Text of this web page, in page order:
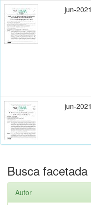
jun-2021
jun-2021
Busca facetada
Autor